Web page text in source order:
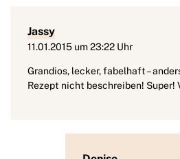
Jassy
11.01.2015 um 23:22 Uhr
Grandios, lecker, fabelhaft –
Rezept nicht beschreiben! Super!